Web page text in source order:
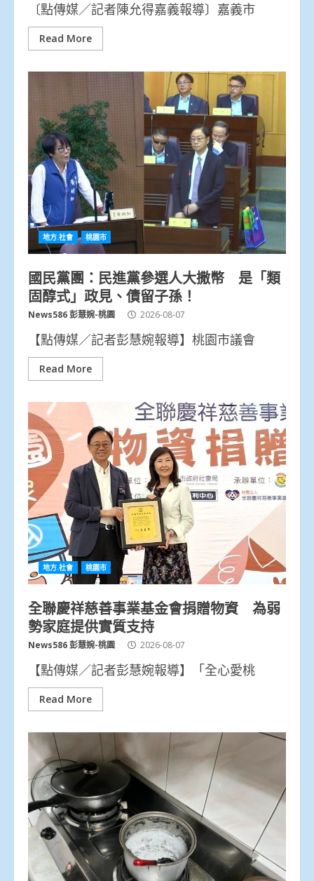
〔點傳媒／記者陳允得嘉義報導〕嘉義市
Read More
地方.社會 桃園市
國民黨團：民進黨參選人大撒幣 是「類
固醇式」政見、債留子孫！
News586 彭慧婉-桃園 2026-08-07
【點傳媒／記者彭慧婉報導】桃園市議會
Read More
地方.社會 桃園市
全聯慶祥慈善事業基金會捐贈物資 為弱
勢家庭提供實質支持
News586 彭慧婉-桃園 2026-08-07
【點傳媒／記者彭慧婉報導】「全心愛桃
Read More